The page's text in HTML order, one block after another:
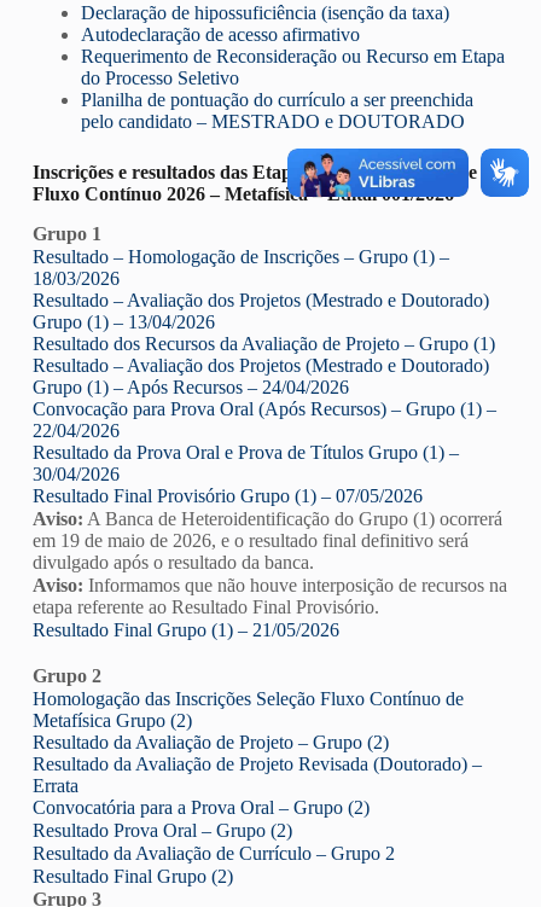
Declaração de hipossuficiência (isenção da taxa)
Autodeclaração de acesso afirmativo
Requerimento de Reconsideração ou Recurso em Etapa
do Processo Seletivo
Planilha de pontuação do currículo a ser preenchida
pelo candidato – MESTRADO e DOUTORADO
Inscrições e resultados das Etapas Edital de Seleção de
Fluxo Contínuo 2026 – Metafísica – Edital 001/2026
Grupo 1
Resultado – Homologação de Inscrições – Grupo (1) –
18/03/2026
Resultado – Avaliação dos Projetos (Mestrado e Doutorado)
Grupo (1) – 13/04/2026
Resultado dos Recursos da Avaliação de Projeto – Grupo (1)
Resultado – Avaliação dos Projetos (Mestrado e Doutorado)
Grupo (1) – Após Recursos – 24/04/2026
Convocação para Prova Oral (Após Recursos) – Grupo (1) –
22/04/2026
Resultado da Prova Oral e Prova de Títulos Grupo (1) –
30/04/2026
Resultado Final Provisório Grupo (1) – 07/05/2026
Aviso: A Banca de Heteroidentificação do Grupo (1) ocorrerá
em 19 de maio de 2026, e o resultado final definitivo será
divulgado após o resultado da banca.
Aviso: Informamos que não houve interposição de recursos na
etapa referente ao Resultado Final Provisório.
Resultado Final Grupo (1) – 21/05/2026
Grupo 2
Homologação das Inscrições Seleção Fluxo Contínuo de
Metafísica Grupo (2)
Resultado da Avaliação de Projeto – Grupo (2)
Resultado da Avaliação de Projeto Revisada (Doutorado) –
Errata
Convocatória para a Prova Oral – Grupo (2)
Resultado Prova Oral – Grupo (2)
Resultado da Avaliação de Currículo – Grupo 2
Resultado Final Grupo (2)
Grupo 3